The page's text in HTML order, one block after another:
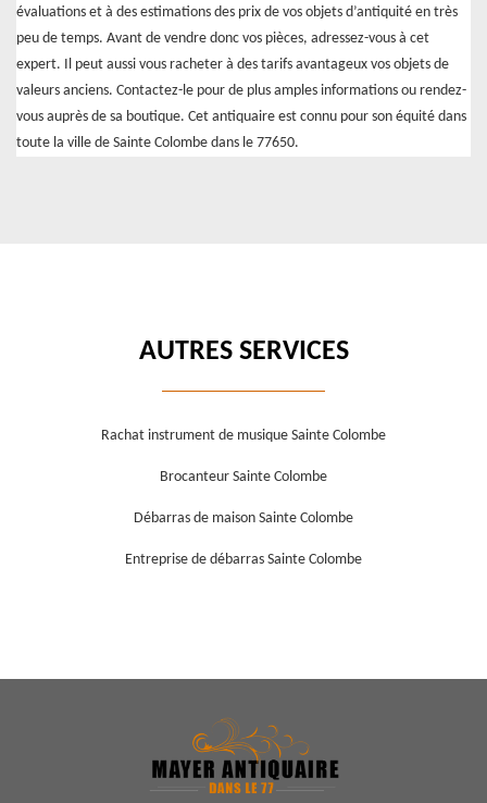
évaluations et à des estimations des prix de vos objets d’antiquité en très
peu de temps. Avant de vendre donc vos pièces, adressez-vous à cet
expert. Il peut aussi vous racheter à des tarifs avantageux vos objets de
valeurs anciens. Contactez-le pour de plus amples informations ou rendez-
vous auprès de sa boutique. Cet antiquaire est connu pour son équité dans
toute la ville de Sainte Colombe dans le 77650.
AUTRES SERVICES
Rachat instrument de musique Sainte Colombe
Brocanteur Sainte Colombe
Débarras de maison Sainte Colombe
Entreprise de débarras Sainte Colombe